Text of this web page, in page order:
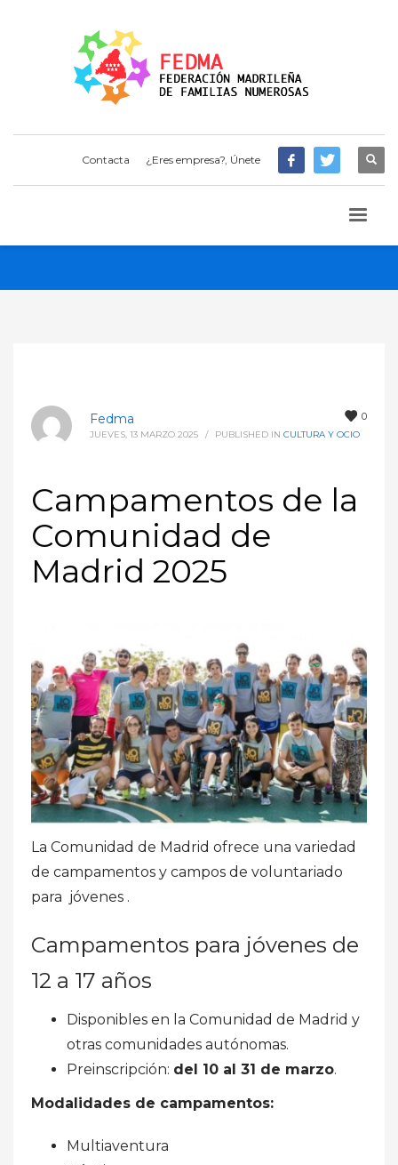
Contacta ¿Eres empresa?, Únete
0
Fedma
JUEVES, 13 MARZO 2025 / PUBLISHED IN CULTURA Y OCIO
Campamentos de la
Comunidad de
Madrid 2025
La Comunidad de Madrid ofrece una variedad
de campamentos y campos de voluntariado
para jóvenes .
Campamentos para jóvenes de
12 a 17 años
Disponibles en la Comunidad de Madrid y
otras comunidades autónomas.
Preinscripción: del 10 al 31 de marzo.
Modalidades de campamentos:
Multiaventura